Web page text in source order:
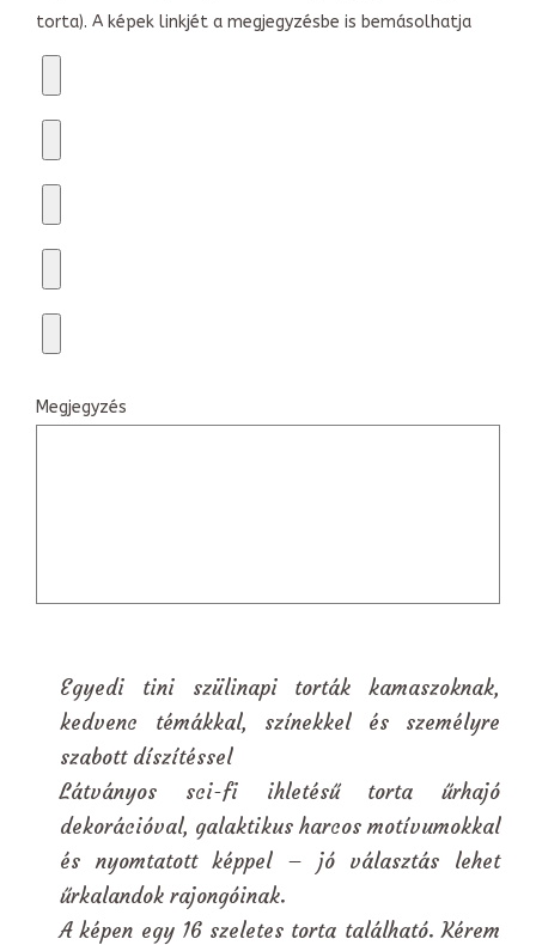
torta). A képek linkjét a megjegyzésbe is bemásolhatja
Megjegyzés
Egyedi tini szülinapi torták kamaszoknak,
kedvenc témákkal, színekkel és személyre
szabott díszítéssel
Látványos sci-fi ihletésű torta űrhajó
dekorációval, galaktikus harcos motívumokkal
és nyomtatott képpel – jó választás lehet
űrkalandok rajongóinak.
A képen egy 16 szeletes torta található. Kérem